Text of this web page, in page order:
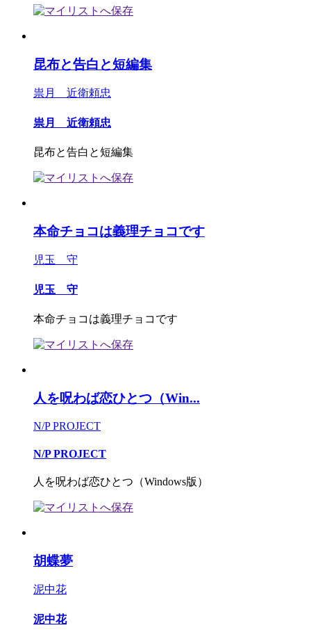
昆布と告白と短編集
祟月 近衛頼忠
祟月 近衛頼忠
昆布と告白と短編集
本命チョコは義理チョコです
児玉 守
児玉 守
本命チョコは義理チョコです
人を呪わば恋ひとつ（Win...
N/P PROJECT
N/P PROJECT
人を呪わば恋ひとつ（Windows版）
胡蝶夢
泥中花
泥中花